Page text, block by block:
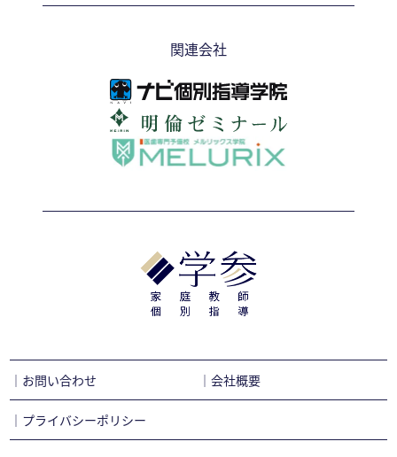
関連会社
｜お問い合わせ ｜会社概要
｜プライバシーポリシー